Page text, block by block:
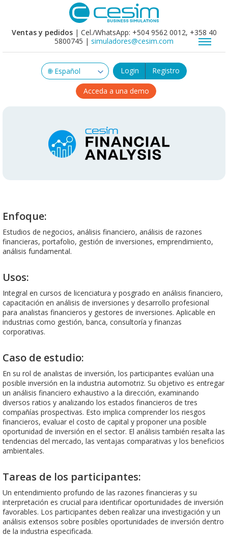
Ventas y pedidos| Cel./WhatsApp: +504 9562 0012, +358 40
5800745 | simuladores@cesim.com
Login Registro
Acceda a una demo
Enfoque:
Estudios de negocios, análisis financiero, análisis de razones
financieras, portafolio, gestión de inversiones, emprendimiento,
análisis fundamental.
Usos:
Integral en cursos de licenciatura y posgrado en análisis financiero,
capacitación en análisis de inversiones y desarrollo profesional
para analistas financieros y gestores de inversiones. Aplicable en
industrias como gestión, banca, consultoría y finanzas
corporativas.
Caso de estudio:
En su rol de analistas de inversión, los participantes evalúan una
posible inversión en la industria automotriz. Su objetivo es entregar
un análisis financiero exhaustivo a la dirección, examinando
diversos ratios y analizando los estados financieros de tres
compañías prospectivas. Esto implica comprender los riesgos
financieros, evaluar el costo de capital y proponer una posible
oportunidad de inversión en el sector. El análisis también resalta las
tendencias del mercado, las ventajas comparativas y los beneficios
ambientales.
Tareas de los participantes:
Un entendimiento profundo de las razones financieras y su
interpretación es crucial para identificar oportunidades de inversión
favorables. Los participantes deben realizar una investigación y un
análisis extensos sobre posibles oportunidades de inversión dentro
de la industria especificada.